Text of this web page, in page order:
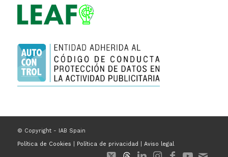
© Copyright - IAB Spain
Política de Cookies
Política de privacidad Aviso legal